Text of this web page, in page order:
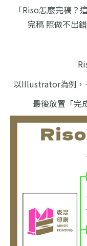
「Riso怎麼完稿
完稿 照做不出
以Illustrator為例，
最後放置「完